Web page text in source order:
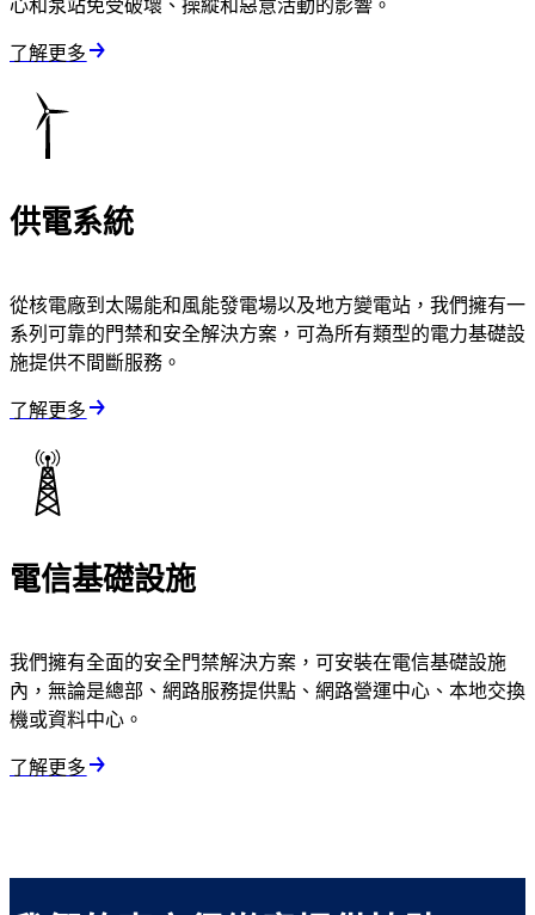
心和泵站免受破壞、操縱和惡意活動的影響。
了解更多
供電系統
從核電廠到太陽能和風能發電場以及地方變電站，我們擁有一
系列可靠的門禁和安全解決方案，可為所有類型的電力基礎設
施提供不間斷服務。
了解更多
電信基礎設施
我們擁有全面的安全門禁解決方案，可安裝在電信基礎設施
內，無論是總部、網路服務提供點、網路營運中心、本地交換
機或資料中心。
了解更多